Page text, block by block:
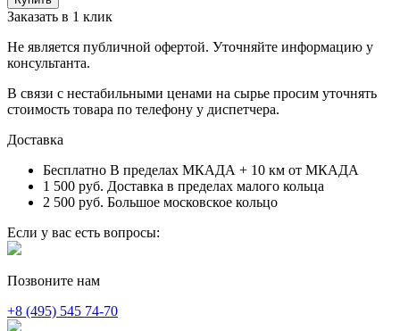
Заказать в 1 клик
Не является публичной офертой. Уточняйте информацию у
консультанта.
В связи с нестабильными ценами на сырье просим уточнять
стоимость товара по телефону у диспетчера.
Доставка
Бесплатно В пределах МКАДА + 10 км от МКАДА
1 500 руб. Доставка в пределах малого кольца
2 500 руб. Большое московское кольцо
Если у вас есть вопросы:
Позвоните нам
+8 (495) 545 74-70